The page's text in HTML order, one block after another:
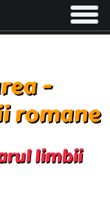
Toggle
-
romane
limbii